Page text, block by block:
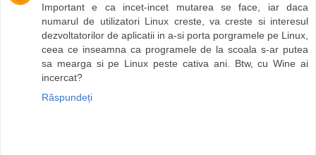
Important e ca incet-incet mutarea se face, iar daca
numarul de utilizatori Linux creste, va creste si interesul
dezvoltatorilor de aplicatii in a-si porta porgramele pe Linux,
ceea ce inseamna ca programele de la scoala s-ar putea
sa mearga si pe Linux peste cativa ani. Btw, cu Wine ai
incercat?
Răspundeți